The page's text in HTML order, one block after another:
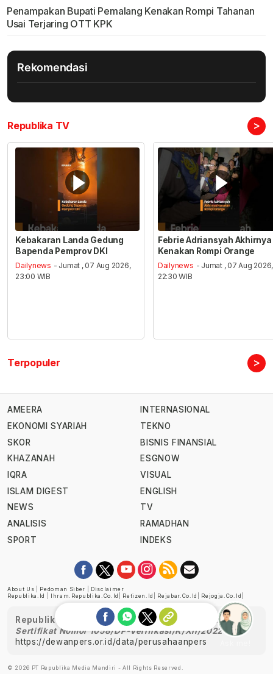
Penampakan Bupati Pemalang Kenakan Rompi Tahanan
Usai Terjaring OTT KPK
Rekomendasi
Republika TV >
Kebakaran Landa Gedung
Bapenda Pemprov DKI
Dailynews - Jumat , 07 Aug 2026,
23:00 WIB
Febrie Adriansyah Akhirnya
Kenakan Rompi Orange
Dailynews - Jumat , 07 Aug 2026,
22:30 WIB
Terpopuler >
AMEERA
EKONOMI SYARIAH
SKOR
KHAZANAH
IQRA
ISLAM DIGEST
NEWS
ANALISIS
SPORT
INTERNASIONAL
TEKNO
BISNIS FINANSIAL
ESGNOW
VISUAL
ENGLISH
TV
RAMADHAN
INDEKS
About Us Pedoman Siber
Disclaimer
Republika.id
Ihram.republika.co.id Retizen.id Rejabar.co.id Rejogja.co.id
Republika telah diverifikasi oleh Dewan Pers
Sertifikat Nomor 1058/DP-Verifikasi/K/XII/2022
https://dewanpers.or.id/data/perusahaanpers
© 2026 PT Republika Media Mandiri - All Rights Reserved.